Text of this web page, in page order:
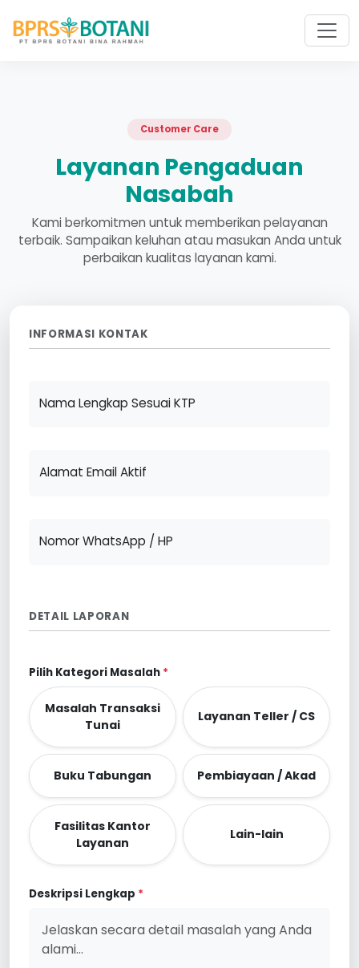
Customer Care
Layanan Pengaduan
Nasabah
Kami berkomitmen untuk memberikan pelayanan
terbaik. Sampaikan keluhan atau masukan Anda untuk
perbaikan kualitas layanan kami.
INFORMASI KONTAK
Nama Lengkap Sesuai KTP
Alamat Email Aktif
Nomor WhatsApp / HP
DETAIL LAPORAN
Pilih Kategori Masalah *
Masalah Transaksi
Tunai
Layanan Teller / CS
Buku Tabungan Pembiayaan / Akad
Fasilitas Kantor
Layanan
Lain-lain
Deskripsi Lengkap *